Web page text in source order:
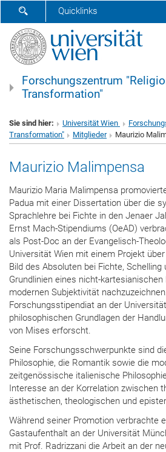
SUCHFORMULAR ÖFFNEN
Quicklinks
Forschungszentrum
Transformation"
Sie sind hier: Universität Wien
Transformation"
Mitglieder Maurizio
Maurizio Malimpensa
Maurizio Maria Malimpensa
Padua mit einer Dissertation über die
Sprachlehre bei Fichte in den Jenaer
Ernst Mach-Stipendiums (OeAD)
als Post-Doc an der Evangelisch-
Universität Wien mit einem Projekt
Bild des Absoluten bei Fichte, Schelling
Grundlinien eines nicht-
modernen Subjektivität
Forschungsstipendiat an der
philosophischen Grundlagen der
von Mises erforscht.
Seine Forschungsschwerpunkte sind
Philosophie, die Romantik sowie die
zeitgenössische italienische
Interesse an der Korrelation zwischen
ästhetischen, theologischen und
Während seiner Promotion verbrachte
Gastaufenthalt an der Universität
mit Prof. Radrizzani die Arbeit an der